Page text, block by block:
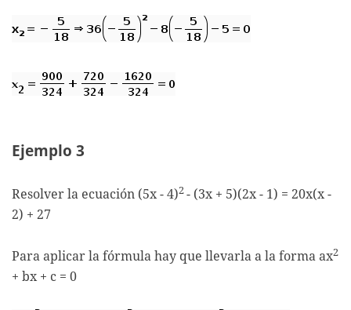
Ejemplo 3
Resolver la ecuación (5x - 4)2 - (3x + 5)(2x - 1) = 20x(x -
2) + 27
Para aplicar la fórmula hay que llevarla a la forma ax2
+ bx + c = 0